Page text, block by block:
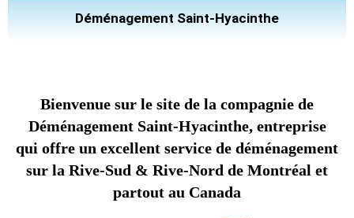
Déménagement Saint-Hyacinthe
Bienvenue sur le site de la compagnie de
Déménagement Saint-Hyacinthe, entreprise
qui offre un excellent service de déménagement
sur la Rive-Sud & Rive-Nord de Montréal et
partout au Canada